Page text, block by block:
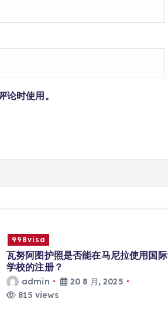
时使用。
998visa
瓦努阿图护照是否能在马尼拉使用国际
学校的注册？
admin
20 8 月, 2025
815 views